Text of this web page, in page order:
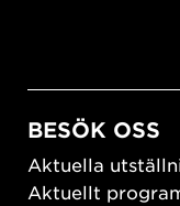
BESÖK OSS
Aktuella
Aktuellt